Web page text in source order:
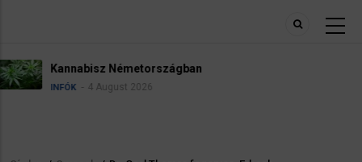
Névadási szabályok Németországban
INFÓK